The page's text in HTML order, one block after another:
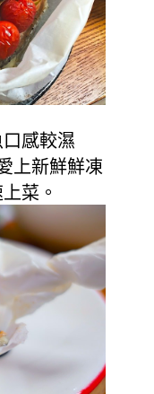
感較濕
上新鮮鮮凍
菜。